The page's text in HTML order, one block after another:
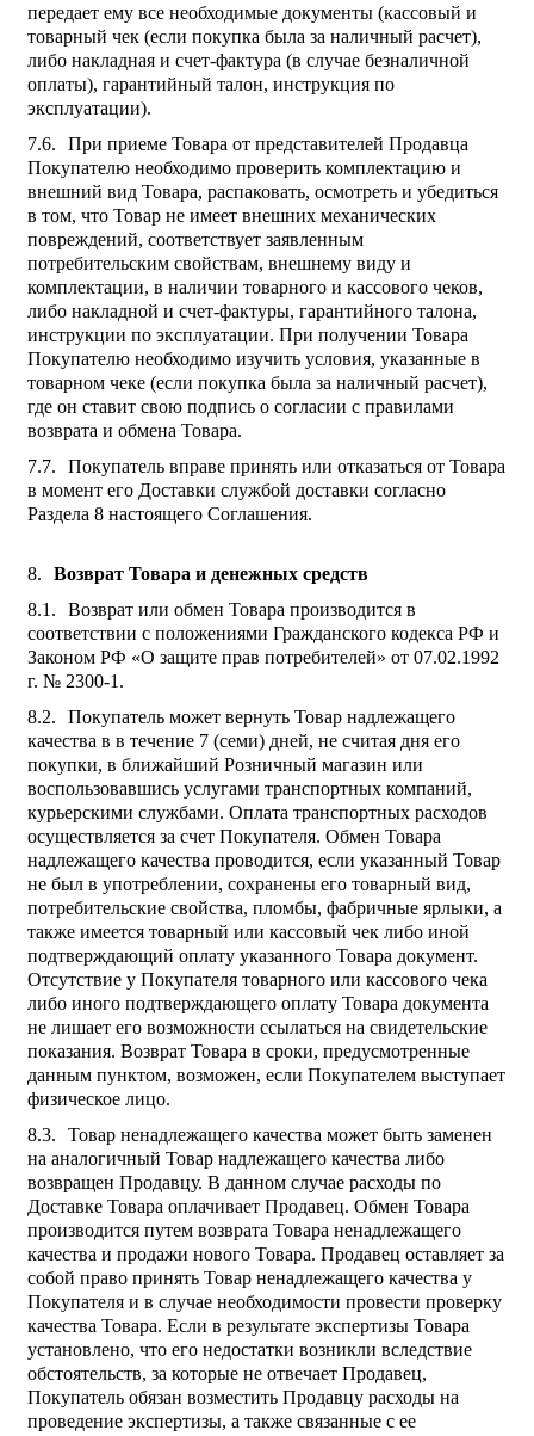
передает ему все необходимые документы (кассовый и
товарный чек (если покупка была за наличный расчет),
либо накладная и счет-фактура (в случае безналичной
оплаты), гарантийный талон, инструкция по
эксплуатации).
При приеме Товара от представителей Продавца
Покупателю необходимо проверить комплектацию и
внешний вид Товара, распаковать, осмотреть и убедиться
в том, что Товар не имеет внешних механических
повреждений, соответствует заявленным
потребительским свойствам, внешнему виду и
комплектации, в наличии товарного и кассового чеков,
либо накладной и счет-фактуры, гарантийного талона,
инструкции по эксплуатации. При получении Товара
Покупателю необходимо изучить условия, указанные в
товарном чеке (если покупка была за наличный расчет),
где он ставит свою подпись о согласии с правилами
возврата и обмена Товара.
Покупатель вправе принять или отказаться от Товара
в момент его Доставки службой доставки согласно
Раздела 8 настоящего Соглашения.
Возврат Товара и денежных средств
Возврат или обмен Товара производится в
соответствии с положениями Гражданского кодекса РФ и
Законом РФ «О защите прав потребителей» от 07.02.1992
г. № 2300-1.
Покупатель может вернуть Товар надлежащего
качества в в течение 7 (семи) дней, не считая дня его
покупки, в ближайший Розничный магазин или
воспользовавшись услугами транспортных компаний,
курьерскими службами. Оплата транспортных расходов
осуществляется за счет Покупателя. Обмен Товара
надлежащего качества проводится, если указанный Товар
не был в употреблении, сохранены его товарный вид,
потребительские свойства, пломбы, фабричные ярлыки, а
также имеется товарный или кассовый чек либо иной
подтверждающий оплату указанного Товара документ.
Отсутствие у Покупателя товарного или кассового чека
либо иного подтверждающего оплату Товара документа
не лишает его возможности ссылаться на свидетельские
показания. Возврат Товара в сроки, предусмотренные
данным пунктом, возможен, если Покупателем выступает
физическое лицо.
Товар ненадлежащего качества может быть заменен
на аналогичный Товар надлежащего качества либо
возвращен Продавцу. В данном случае расходы по
Доставке Товара оплачивает Продавец. Обмен Товара
производится путем возврата Товара ненадлежащего
качества и продажи нового Товара. Продавец оставляет за
собой право принять Товар ненадлежащего качества у
Покупателя и в случае необходимости провести проверку
качества Товара. Если в результате экспертизы Товара
установлено, что его недостатки возникли вследствие
обстоятельств, за которые не отвечает Продавец,
Покупатель обязан возместить Продавцу расходы на
проведение экспертизы, а также связанные с ее